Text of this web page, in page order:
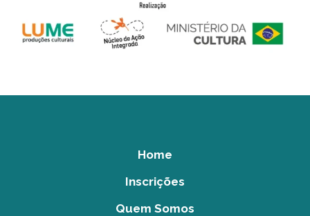
Home
Inscrições
Quem Somos